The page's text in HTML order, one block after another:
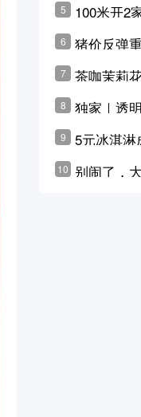
5
100米开2
6
猪价反弹
原奶价格
7
茶咖茉莉
横州花价
8
独家｜透
学林公布
9
5元冰淇淋
10 别闹了，